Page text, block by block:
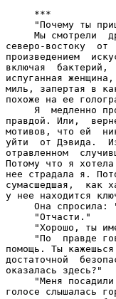
     ***
"Почему ты
Мы смотрели
северо-востоку
произведением
включая
испуганная
миль, запертая в
похоже на ее
Я  медленно
правдой. Или,
мотивов, что ей
уйти  от Дэвида.
отравленном
Потому что я
нее страдала я.
сумасшедшая,  как
у нее находится
Она спросила:
     "Отчасти."
"Хорошо, ты
"По  правде
помощь. Ты
достаточной
оказалась здесь?"
"Меня
голосе слышалась